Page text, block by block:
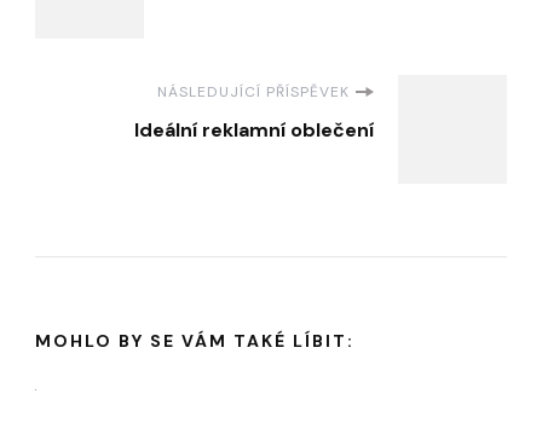
NÁSLEDUJÍCÍ PŘÍSPĚVEK
Ideální reklamní oblečení
MOHLO BY SE VÁM TAKÉ LÍBIT: